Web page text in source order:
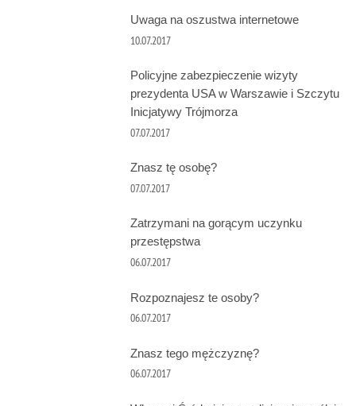
Uwaga na oszustwa internetowe
10.07.2017
Policyjne zabezpieczenie wizyty
prezydenta USA w Warszawie i Szczytu
Inicjatywy Trójmorza
07.07.2017
Znasz tę osobę?
07.07.2017
Zatrzymani na gorącym uczynku
przestępstwa
06.07.2017
Rozpoznajesz te osoby?
06.07.2017
Znasz tego mężczyznę?
06.07.2017